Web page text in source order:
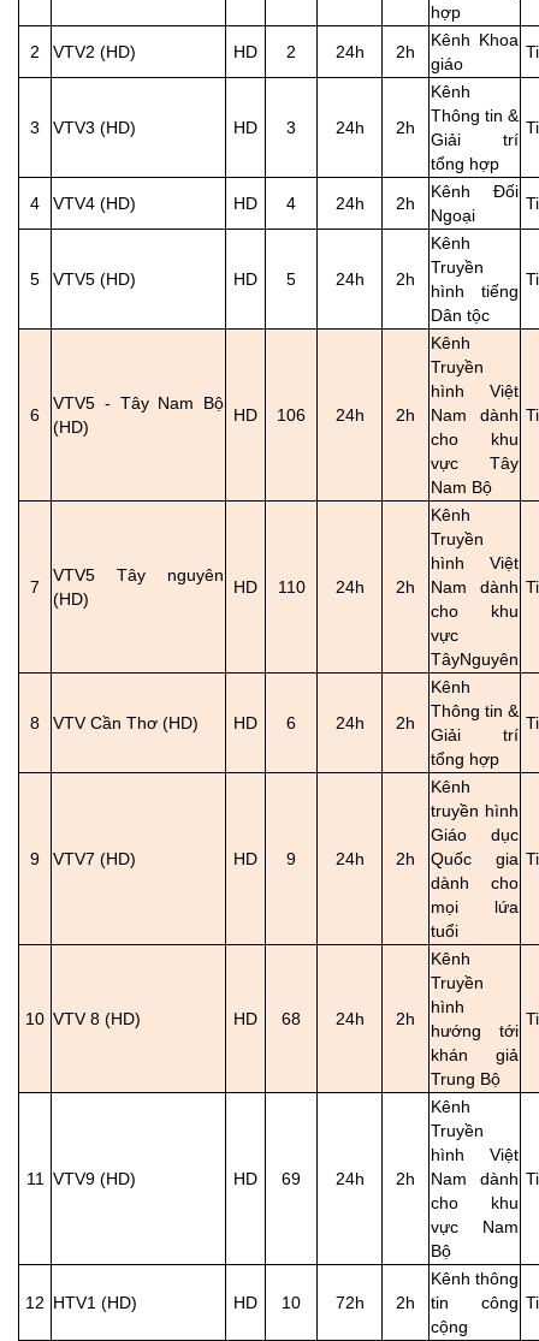
hợp
2 VTV2 (HD) HD 2 24h 2h
Kênh Khoa
giáo
3 VTV3 (HD) HD 3 24h 2h
Kênh
Thông tin &
Giải trí
tổng hợp
4 VTV4 (HD) HD 4 24h 2h
Kênh Đối
Ngoại
5 VTV5 (HD) HD 5 24h 2h
Kênh
Truyền
hình tiếng
Dân tộc
6
VTV5 - Tây Nam Bộ
(HD)
HD 106 24h 2h
Kênh
Truyền
hình Việt
Nam dành
cho khu
vực Tây
Nam Bộ
7
VTV5 Tây nguyên
(HD)
HD 110 24h 2h
Kênh
Truyền
hình Việt
Nam dành
cho khu
vực
TâyNguyên
8 VTV Cần Thơ (HD) HD 6 24h 2h
Kênh
Thông tin &
Giải trí
tổng hợp
9 VTV7 (HD) HD 9 24h 2h
Kênh
truyền hình
Giáo dục
Quốc gia
dành cho
mọi lứa
tuổi
10 VTV 8 (HD) HD 68 24h 2h
Kênh
Truyền
hình
hướng tới
khán giả
Trung Bộ
11 VTV9 (HD) HD 69 24h 2h
Kênh
Truyền
hình Việt
Nam dành
cho khu
vực Nam
Bộ
12 HTV1 (HD) HD 10 72h 2h
Kênh thông
tin công
cộng